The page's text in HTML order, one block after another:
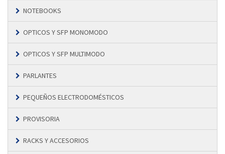
NOTEBOOKS
OPTICOS Y SFP MONOMODO
OPTICOS Y SFP MULTIMODO
PARLANTES
PEQUEÑOS ELECTRODOMÉSTICOS
PROVISORIA
RACKS Y ACCESORIOS